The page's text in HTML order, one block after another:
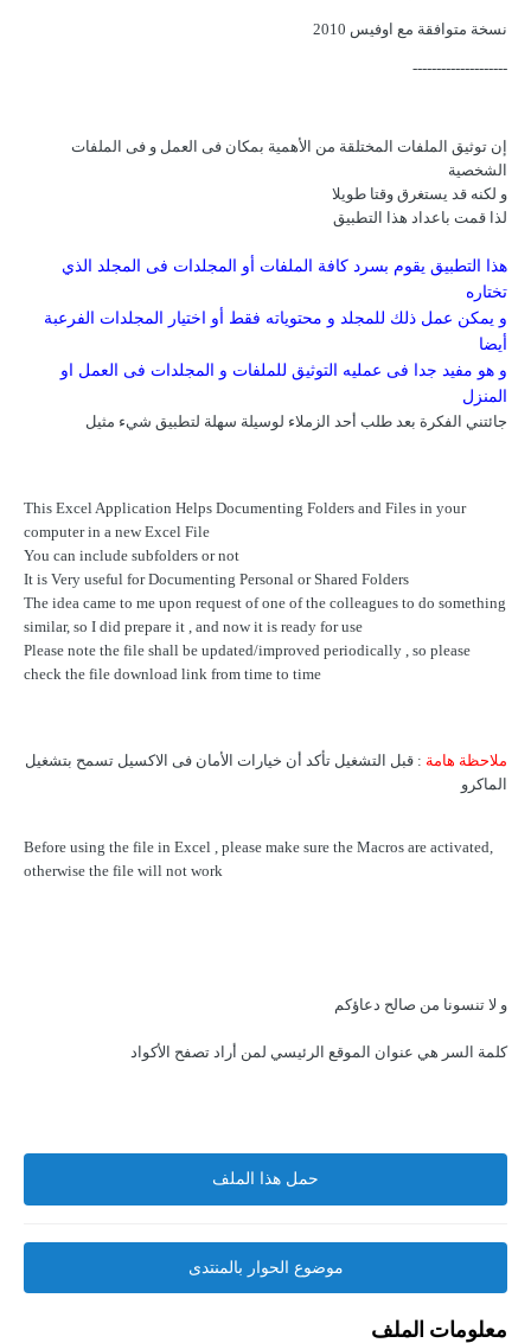
نسخة متوافقة مع اوفيس 2010
--------------------
إن توثيق الملفات المختلقة من الأهمية بمكان فى العمل و فى الملفات
الشخصية
و لكنه قد يستغرق وقتا طويلا
لذا قمت باعداد هذا التطبيق
هذا التطبيق يقوم بسرد كافة الملفات أو المجلدات فى المجلد الذي
تختاره
و يمكن عمل ذلك للمجلد و محتوياته فقط أو اختيار المجلدات الفرعبة
أيضا
و هو مفيد جدا فى عمليه التوثيق للملفات و المجلدات فى العمل او
المنزل
جائتني الفكرة بعد طلب أحد الزملاء لوسيلة سهلة لتطبيق شيء مثيل
This Excel Application Helps Documenting Folders and Files in your
computer in a new Excel File
You can include subfolders or not
It is Very useful for Documenting Personal or Shared Folders
The idea came to me upon request of one of the colleagues to do something
similar, so I did prepare it , and now it is ready for use
Please note the file shall be updated/improved periodically , so please
check the file download link from time to time
ملاحظة هامة : قبل التشغيل تأكد أن خيارات الأمان فى الاكسيل تسمح بتشغيل
الماكرو
Before using the file in Excel , please make sure the Macros are activated,
otherwise the file will not work
و لا تنسونا من صالح دعاؤكم
كلمة السر هي عنوان الموقع الرئيسي لمن أراد تصفح الأكواد
حمل هذا الملف
موضوع الحوار بالمنتدى
معلومات الملف